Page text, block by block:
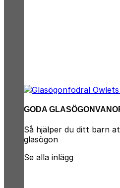
GODA
Så hjälper du ditt barn
glasögon
Se alla inlägg